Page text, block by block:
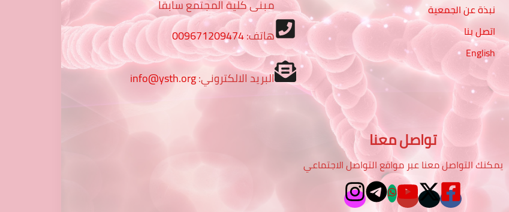
نبذة عن الجمعية
اتصل بنا
English
مبنى كلية المجتمع سابقا
هاتف:009671209474
البريد الالكتروني:info@ysth.org
تواصل معنا
يمكنك التواصل معنا عبر مواقع التواصل الاجتماعي